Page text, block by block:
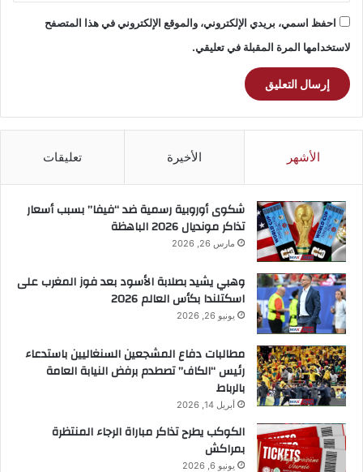
احفظ اسمي، بريدي الإلكتروني، والموقع الإلكتروني في هذا المتصفح
لاستخدامها المرة المقبلة في تعليقي.
الأشهر الأخيرة تعليقات
شكوى أوروبية رسمية ضد “فيفا” بسبب أسعار
تذاكر مونديال 2026 الباهظة
مارس 26, 2026
وهبي يشيد بصلابة الأسود بعد فوز المغرب على
اسكتلندا بكأس العالم 2026
يونيو 26, 2026
مطالبات دفاع المشجعين السنغاليين باستدعاء
رئيس “الكاف” تصطدم برفض النيابة العامة
بالرباط
أبريل 14, 2026
الكوكب يطرح تذاكر مباراة الرجاء المنتظرة
بمراكش
يونيو 6, 2026